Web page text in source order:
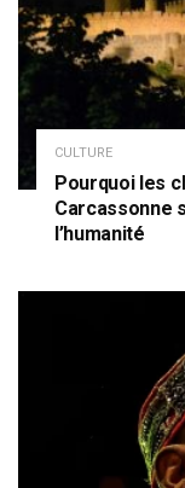
CULTURE
Pourquoi les
Carcassonne
l’humanité